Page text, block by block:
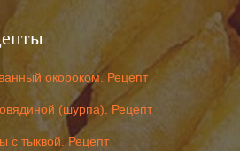
окороком. Рецепт
(шурпа). Рецепт
с тыквой. Рецепт